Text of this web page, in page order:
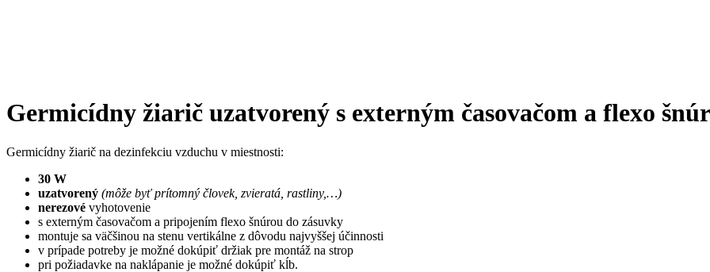
Germicídny žiarič uzatvorený s externým časovačom a flexo
Germicídny žiarič na dezinfekciu vzduchu v miestnosti:
30 W
uzatvorený (môže byť prítomný človek, zvieratá, rastliny,…)
nerezové vyhotovenie
s externým časovačom a pripojením flexo šnúrou do zásuvky
montuje sa väčšinou na stenu vertikálne z dôvodu najvyššej účinnosti
v prípade potreby je možné dokúpiť držiak pre montáž na strop
pri požiadavke na naklápanie je možné dokúpiť kĺb.